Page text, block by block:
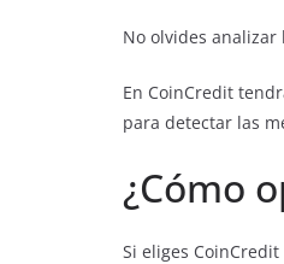
No olvides analizar
En CoinCredit
para detectar las
¿Cómo
Si eliges